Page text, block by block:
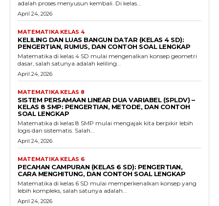
adalah proses menyusun kembali. Di kelas...
April 24, 2026
MATEMATIKA KELAS 4
KELILING DAN LUAS BANGUN DATAR (KELAS 4 SD):
PENGERTIAN, RUMUS, DAN CONTOH SOAL LENGKAP
Matematika di kelas 4 SD mulai mengenalkan konsep geometri
dasar, salah satunya adalah keliling...
April 24, 2026
MATEMATIKA KELAS 8
SISTEM PERSAMAAN LINEAR DUA VARIABEL (SPLDV) –
KELAS 8 SMP: PENGERTIAN, METODE, DAN CONTOH
SOAL LENGKAP
Matematika di kelas 8 SMP mulai mengajak kita berpikir lebih
logis dan sistematis. Salah...
April 24, 2026
MATEMATIKA KELAS 6
PECAHAN CAMPURAN (KELAS 6 SD): PENGERTIAN,
CARA MENGHITUNG, DAN CONTOH SOAL LENGKAP
Matematika di kelas 6 SD mulai memperkenalkan konsep yang
lebih kompleks, salah satunya adalah...
April 24, 2026